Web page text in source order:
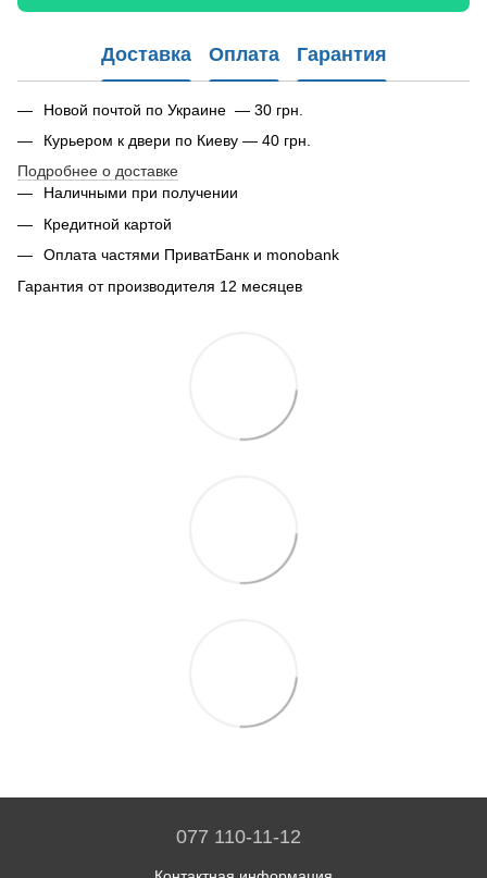
Доставка Оплата Гарантия
Новой почтой по Украине — 30 грн.
Курьером к двери по Киеву — 40 грн.
Подробнее о доставке
Наличными при получении
Кредитной картой
Оплата частями ПриватБанк и monobank
Гарантия от производителя 12 месяцев
077 110-11-12